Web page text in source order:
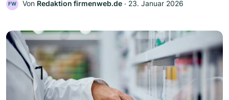
FW Von Redaktion firmenweb.de ‧ 23. Januar 2026